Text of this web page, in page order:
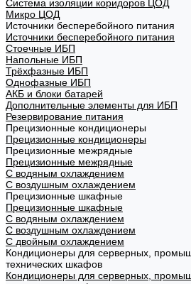
Система изоляции коридоров ЦОД
Микро ЦОД
Источники бесперебойного питания
Источники бесперебойного питания
Стоечные ИБП
Напольные ИБП
Трёхфазные ИБП
Однофазные ИБП
АКБ и блоки батарей
Дополнительные элементы для ИБП
Резервирование питания
Прецизионные кондиционеры
Прецизионные кондиционеры
Прецизионные межрядные
Прецизионные межрядные
С водяным охлаждением
С воздушным охлаждением
Прецизионные шкафные
Прецизионные шкафные
С водяным охлаждением
С воздушным охлаждением
С двойным охлаждением
Кондиционеры для серверных,
технических шкафов
Кондиционеры для серверных,